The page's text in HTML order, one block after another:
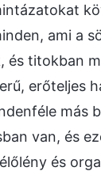
ami a
és titokban
erőteljes
más
van, és
és